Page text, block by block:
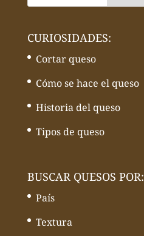
CURIOSIDADES:
Cortar queso
Cómo se hace el queso
Historia del queso
Tipos de queso
BUSCAR QUESOS POR:
País
Textura